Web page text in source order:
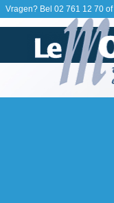
Vragen? Bel 02 761 12 70 of